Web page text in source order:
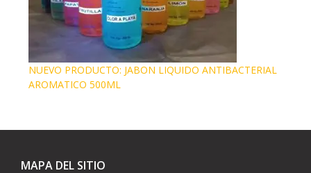
NUEVO PRODUCTO: JABON LIQUIDO ANTIBACTERIAL
AROMATICO 500ML
MAPA DEL SITIO